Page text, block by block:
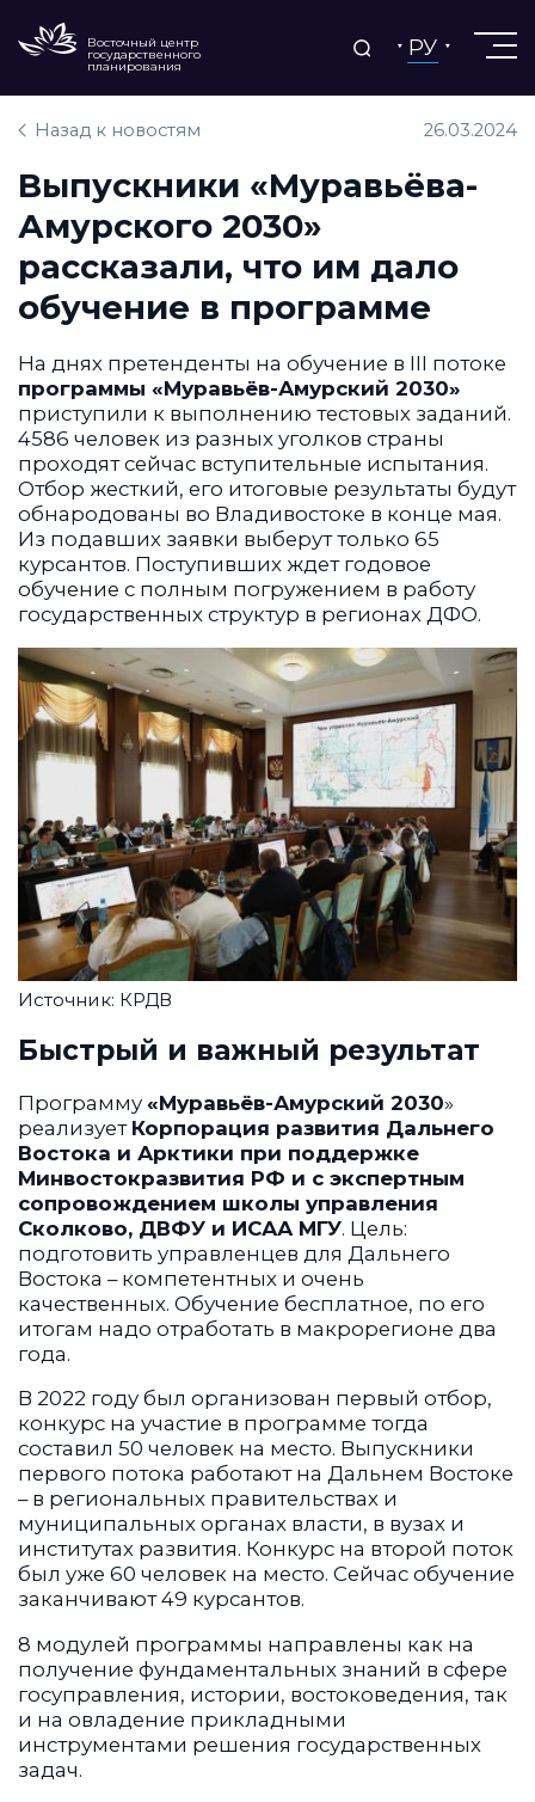
Восточный центр
государственного
планирования
РУ
Назад к новостям 26.03.2024
Выпускники «Муравьёва-
Амурского 2030»
рассказали, что им дало
обучение в программе
На днях претенденты на обучение в III потоке
программы «Муравьёв-Амурский 2030»
приступили к выполнению тестовых заданий.
4586 человек из разных уголков страны
проходят сейчас вступительные испытания.
Отбор жесткий, его итоговые результаты будут
обнародованы во Владивостоке в конце мая.
Из подавших заявки выберут только 65
курсантов. Поступивших ждет годовое
обучение с полным погружением в работу
государственных структур в регионах ДФО.
Источник: КРДВ
Быстрый и важный результат
Программу «Муравьёв-Амурский 2030»
реализует Корпорация развития Дальнего
Востока и Арктики при поддержке
Минвостокразвития РФ и с экспертным
сопровождением школы управления
Сколково, ДВФУ и ИСАА МГУ. Цель:
подготовить управленцев для Дальнего
Востока – компетентных и очень
качественных. Обучение бесплатное, по его
итогам надо отработать в макрорегионе два
года.
В 2022 году был организован первый отбор,
конкурс на участие в программе тогда
составил 50 человек на место. Выпускники
первого потока работают на Дальнем Востоке
– в региональных правительствах и
муниципальных органах власти, в вузах и
институтах развития. Конкурс на второй поток
был уже 60 человек на место. Сейчас обучение
заканчивают 49 курсантов.
8 модулей программы направлены как на
получение фундаментальных знаний в сфере
госуправления, истории, востоковедения, так
и на овладение прикладными
инструментами решения государственных
задач.